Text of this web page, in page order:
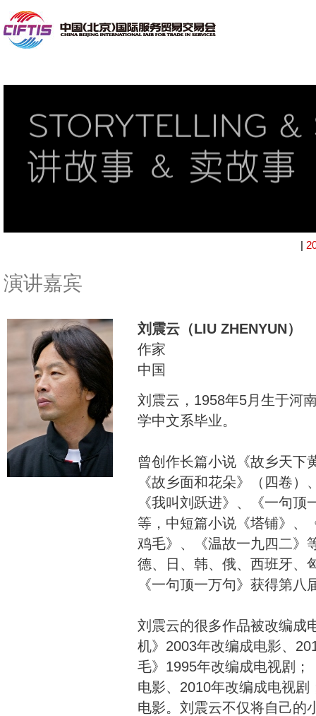
|
演讲嘉宾
刘震云（LIU ZHENYUN）
作家
中国
刘震云，1958年5月生于河
学中文系毕业。
曾创作长篇小说《故乡天下
《故乡面和花朵》（四卷
《我叫刘跃进》、《一句
等，中短篇小说《塔铺》、
鸡毛》、《温故一九四二》
德、日、韩、俄、西班牙、
《一句顶一万句》获得第八
刘震云的很多作品被改编成
机》2003年改编成电影、
毛》1995年改编成电视剧
电影、2010年改编成电视
电影。刘震云不仅将自己的